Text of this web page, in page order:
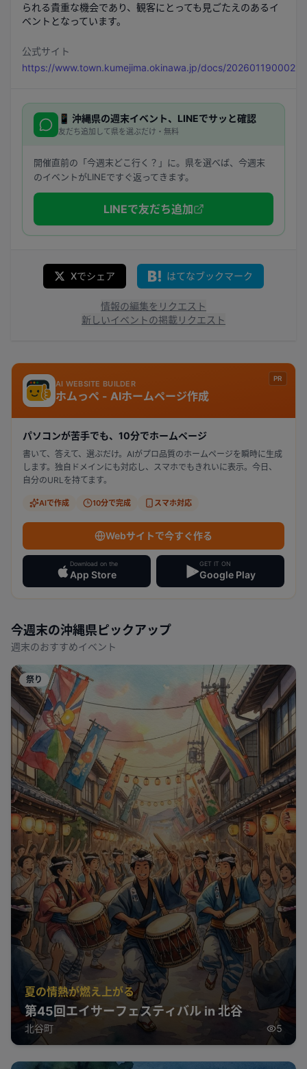
られる貴重な機会であり、観客にとっても見ごたえのあるイ
ベントとなっています。
公式サイト
https://www.town.kumejima.okinawa.jp/docs/2026011900021/
📱 沖縄県の週末イベント、LINEでサッと確認
友だち追加して県を選ぶだけ・無料
開催直前の「今週末どこ行く？」に。県を選べば、今週末
のイベントがLINEですぐ返ってきます。
LINEで友だち追加
Xでシェア はてなブックマーク
情報の編集をリクエスト
新しいイベントの掲載リクエスト
PR
AI WEBSITE BUILDER
ホムっぺ - AIホームページ作成
パソコンが苦手でも、10分でホームページ
書いて、答えて、選ぶだけ。AIがプロ品質のホームページを瞬時に生成
します。独自ドメインにも対応し、スマホでもきれいに表示。今日、
自分のURLを持てます。
AIで作成 10分で完成 スマホ対応
Webサイトで今すぐ作る
Download on the
App Store
GET IT ON
Google Play
今週末の沖縄県 ピックアップ
週末のおすすめイベント
祭り
夏の情熱が燃え上がる
第45回エイサーフェスティバル in 北谷
北谷町 5